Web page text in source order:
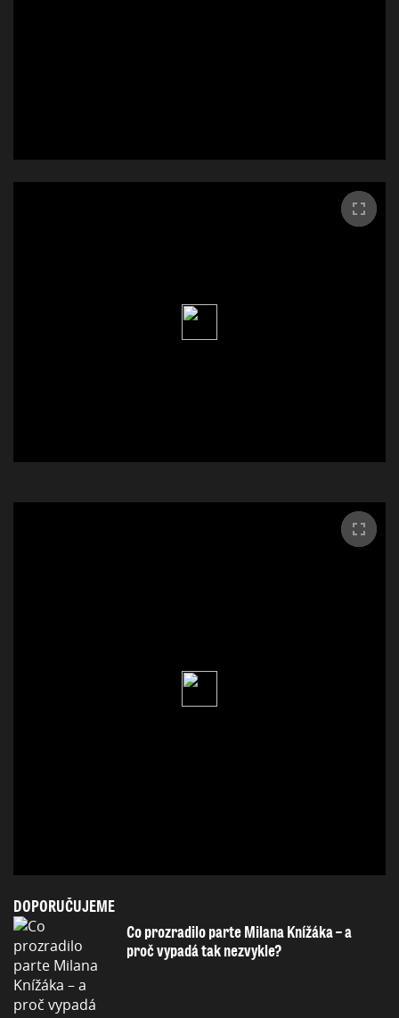
DOPORUČUJEME
Co prozradilo parte Milana Knížáka – a
proč vypadá tak nezvykle?